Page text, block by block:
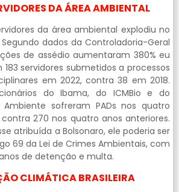
DA ÁREA AMBIENTAL
da área ambiental explodiu no
dados da Controladoria-Geral
de assédio aumentaram 380% eu
183 servidores submetidos a processos
em 2022, contra 38 em 2018.
do Ibama, do ICMBio e do
sofreram PADs nos quatro
270 nos quatro anos anteriores.
atribuída a Bolsonaro, ele poderia ser
69 da Lei de Crimes Ambientais, com
de detenção e multa.
CLIMÁTICA BRASILEIRA